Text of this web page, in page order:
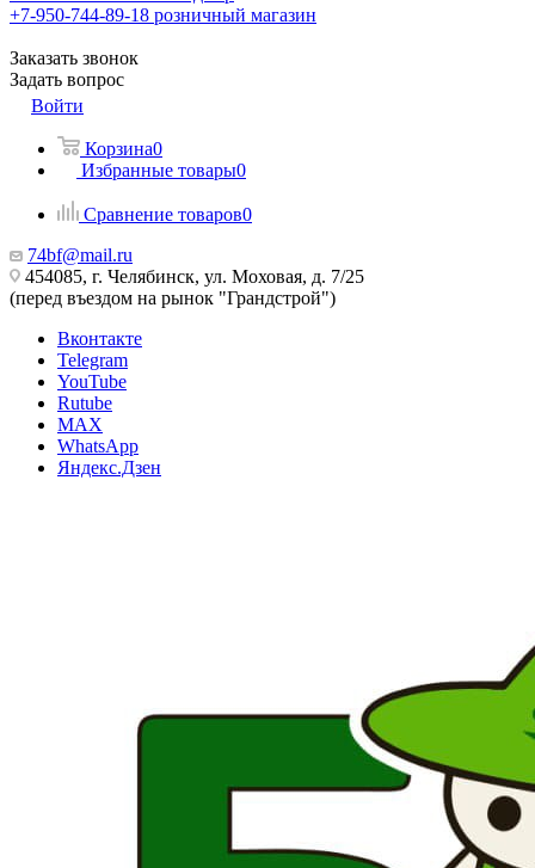
+7-950-744-89-18 розничный магазин
Заказать звонок
Задать вопрос
Войти
Корзина0
Избранные товары0
Сравнение товаров0
74bf@mail.ru
454085, г. Челябинск, ул. Моховая, д. 7/25
(перед въездом на рынок "Грандстрой")
Вконтакте
Telegram
YouTube
Rutube
MAX
WhatsApp
Яндекс.Дзен